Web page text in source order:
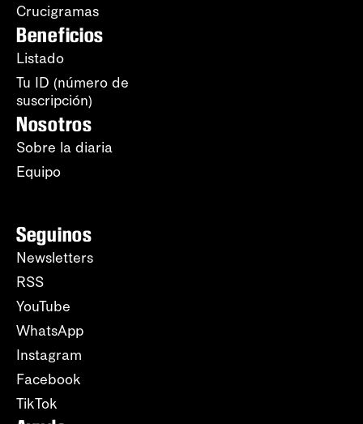
Crucigramas
Beneficios
Listado
Tu ID (número de
suscripción)
Nosotros
Sobre la diaria
Equipo
Seguinos
Newsletters
RSS
YouTube
WhatsApp
Instagram
Facebook
TikTok